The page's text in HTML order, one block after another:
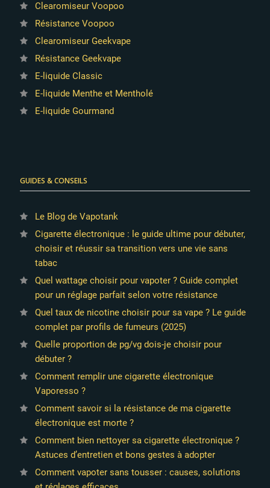
Clearomiseur Voopoo
Résistance Voopoo
Clearomiseur Geekvape
Résistance Geekvape
E-liquide Classic
E-liquide Menthe et Mentholé
E-liquide Gourmand
GUIDES & CONSEILS
Le Blog de Vapotank
Cigarette électronique : le guide ultime pour débuter,
choisir et réussir sa transition vers une vie sans
tabac
Quel wattage choisir pour vapoter ? Guide complet
pour un réglage parfait selon votre résistance
Quel taux de nicotine choisir pour sa vape ? Le guide
complet par profils de fumeurs (2025)
Quelle proportion de pg/vg dois-je choisir pour
débuter ?
Comment remplir une cigarette électronique
Vaporesso ?
Comment savoir si la résistance de ma cigarette
électronique est morte ?
Comment bien nettoyer sa cigarette électronique ?
Astuces d’entretien et bons gestes à adopter
Comment vapoter sans tousser : causes, solutions